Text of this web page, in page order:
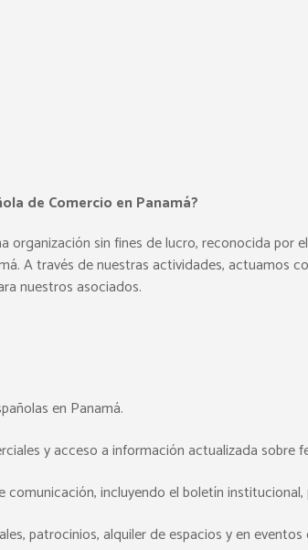
de Comercio en Panamá?
organización sin fines de lucro, reconocida
A través de nuestras actividades, actuamos
nuestros asociados.
en Panamá.
y acceso a información actualizada sobre
incluyendo el boletín
patrocinios, alquiler de espacios y en